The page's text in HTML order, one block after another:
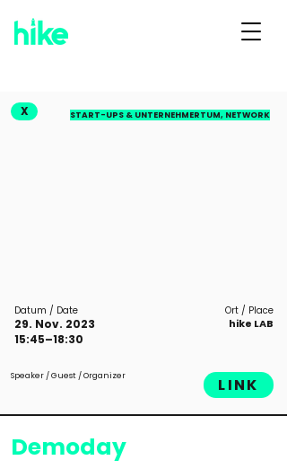
X START-UPS & UNTERNEHMERTUM, NETWORK
Datum / Date
29. Nov. 2023
Ort / Place
hike LAB
15:45–18:30
Speaker / Guest / Organizer LINK
Demoday